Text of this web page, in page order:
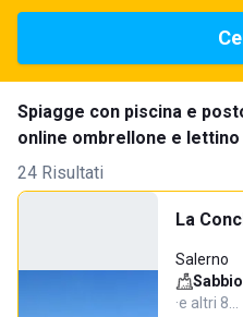
Spiagge con piscina e
online ombrellone e lettino
24 Risultati
La
Salerno
·e altri 8…